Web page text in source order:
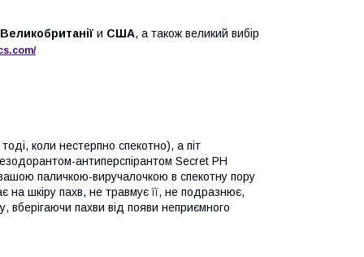
Великобританії и США, а також великий вибір
.com/
коли нестерпно спекотно), а піт
антиперспірантом Secret PH
паличкою-виручалочкою в спекотну пору
шкіру пахв, не травмує її, не подразнює,
вберігаючи пахви від появи неприємного